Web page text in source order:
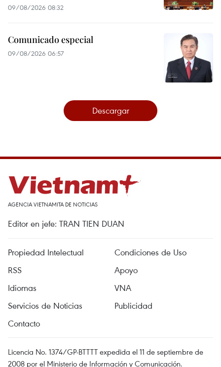
09/08/2026 08:32
Comunicado especial
09/08/2026 06:57
Descargar
AGENCIA VIETNAMITA DE NOTICIAS
Editor en jefe: TRAN TIEN DUAN
Propiedad Intelectual
Condiciones de Uso
RSS
Apoyo
Idiomas
VNA
Servicios de Noticias
Publicidad
Contacto
Licencia No. 1374/GP-BTTTT expedida el 11 de septiembre de
2008 por el Ministerio de Información y Comunicación.